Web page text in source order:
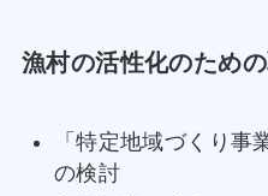
漁村の活性化のための
「特定地域づくり事
の検討